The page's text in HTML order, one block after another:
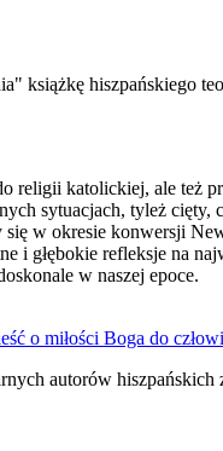
książkę hiszpańskiego
religii katolickiej, ale też
sytuacjach, tyleż
w okresie konwersji
i głębokie refleksje na
w naszej epoce.
o miłości Boga do
autorów hiszpańskich